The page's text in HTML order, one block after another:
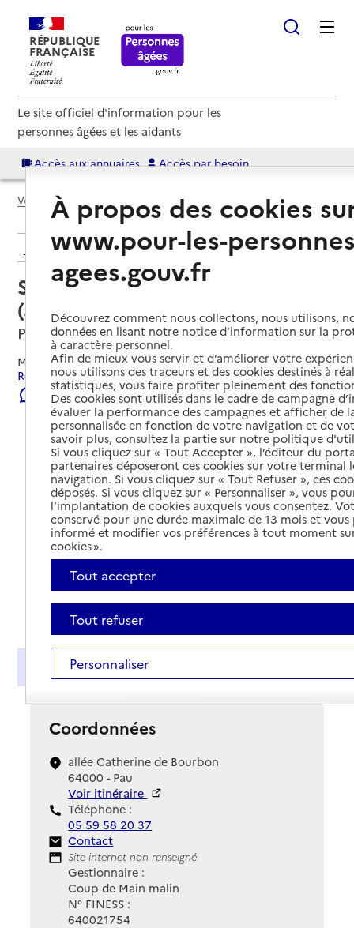
RÉPUBLIQUE
FRANÇAISE
Le site officiel d'information pour les
personnes âgées et les aidants
Accès aux annuaires Accès par besoin
Voir le fil d’Ariane
Retour aux résultats de l'annuaire
Service autonomie à domicile
(aide) – Coup de Main malin
Pau, PYRENEES-ATLANTIQUES
Mis à jour le22/07/2026
Rechercher les établissements et services autour de Pau.
Signaler une erreur
Présentation
Coordonnées
allée Catherine de Bourbon
64000 - Pau
Voir itinéraire
Téléphone :
05 59 58 20 37
Contact
Contact
Site Internet
Site internet non renseigné
Gestionnaire :
Coup de Main malin
N° FINESS :
640021754
À propos des cookies
www.pour-les-
agees.gouv.fr
Découvrez comment nous collectons, nous utilisons,
données en lisant notre notice d’information sur la
à caractère personnel.
Afin de mieux vous servir et d’améliorer votre
nous utilisons des traceurs et des cookies destinés à
statistiques, vous faire profiter pleinement des
Des cookies sont utilisés dans le cadre de campagne
évaluer la performance des campagnes et afficher de
personnalisée en fonction de votre navigation et de
savoir plus, consultez la partie sur notre politique
Si vous cliquez sur « Tout Accepter », l’éditeur du
partenaires déposeront ces cookies sur votre terminal
navigation. Si vous cliquez sur « Tout Refuser », ces
déposés. Si vous cliquez sur « Personnaliser », vous
l’implantation de cookies auxquels vous consentez.
conservé pour une durée maximale de 13 mois et
informé et modifier vos préférences à tout moment
cookies ».
Tout accepter
Tout refuser
Personnaliser